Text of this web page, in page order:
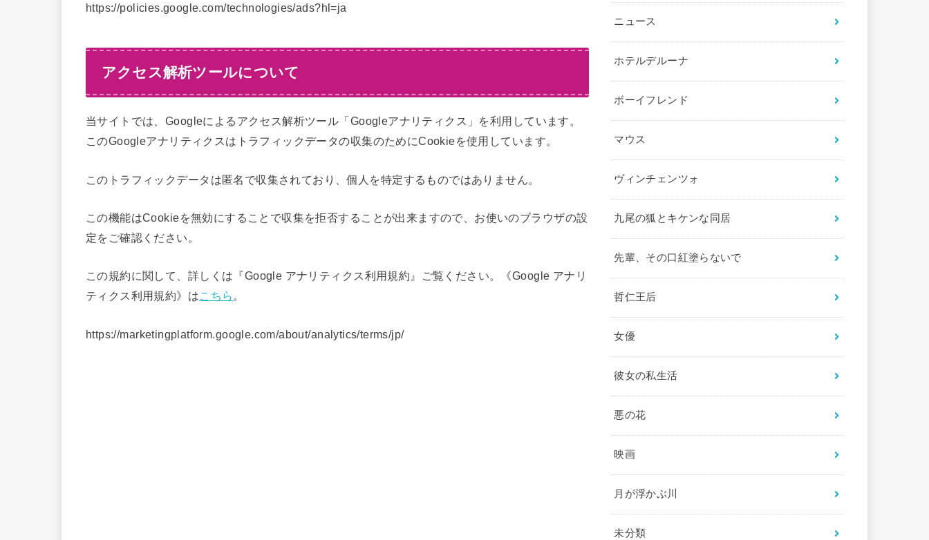
https://policies.google.com/technologies/ads?hl=ja
アクセス解析ツールについて
当サイトでは、Googleによるアクセス解析ツール「Googleアナリティクス」を利用しています。
このGoogleアナリティクスはトラフィックデータの収集のためにCookieを使用しています。
このトラフィックデータは匿名で収集されており、個人を特定するものではありません。
この機能はCookieを無効にすることで収集を拒否することが出来ますので、お使いのブラウザの設
定をご確認ください。
この規約に関して、詳しくは『Google アナリティクス利用規約』ご覧ください。《Google アナリ
ティクス利用規約》はこちら 。
https://marketingplatform.google.com/about/analytics/terms/jp/
ニュース
ホテルデルーナ
ボーイフレンド
マウス
ヴィンチェンツォ
九尾の狐とキケンな同居
先輩、その口紅塗らないで
哲仁王后
女優
彼女の私生活
悪の花
映画
月が浮かぶ川
未分類